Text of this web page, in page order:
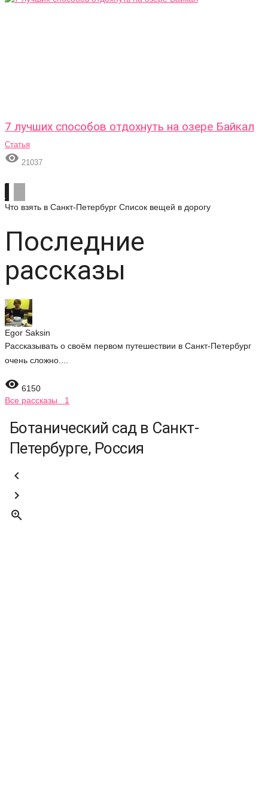
7 лучших способов отдохнуть на озере Байкал
Статья
 21037
Что взять в Санкт-Петербург Список вещей в дорогу
Последние
рассказы
Egor Saksin
Рассказывать о своём первом путешествии в Санкт-Петербург
очень сложно....
 6150
Все рассказы 1
Ботанический сад в Санкт-
Петербурге, Россия


